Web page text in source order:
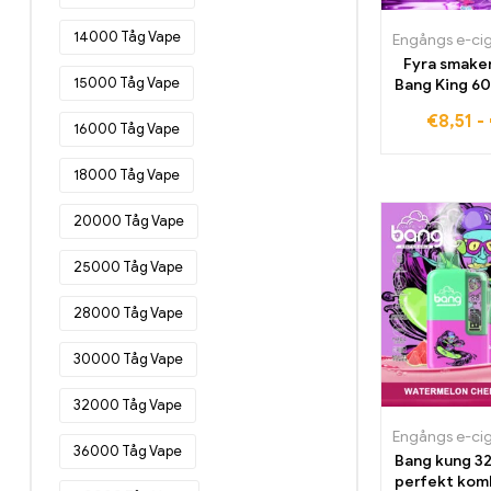
Engångs e-
Fyra
Bang King
€8,51 -
Engångs e-
Bang kung
perfekt
Engångs e-cigaretter i Frankrike
Engångs e-cigaretter i Grekland
Engångs e-cigaretter i Irland
Engångs e-cigaretter i Italien
Engångs e-cigaretter i Kroatien
Engångs e-cigaretter i Luxemburg
Nederländerna
14000 Tåg Vape
15000 Tåg Vape
16000 Tåg Vape
18000 Tåg Vape
20000 Tåg Vape
25000 Tåg Vape
28000 Tåg Vape
30000 Tåg Vape
32000 Tåg Vape
36000 Tåg Vape